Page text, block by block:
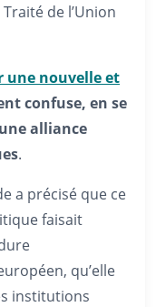
de l’Union
une nouvelle et
confuse, en se
alliance
.
a précisé que ce
faisait
qu’elle
institutions